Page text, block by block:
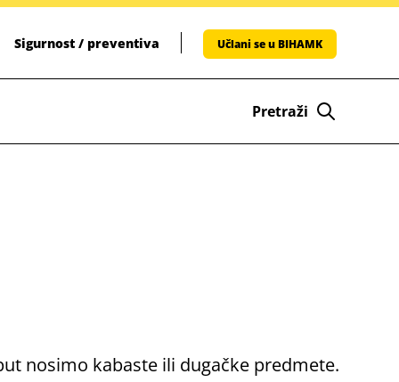
Sigurnost / preventiva Učlani se u BIHAMK
Pretraži
nosimo kabaste ili dugačke predmete.